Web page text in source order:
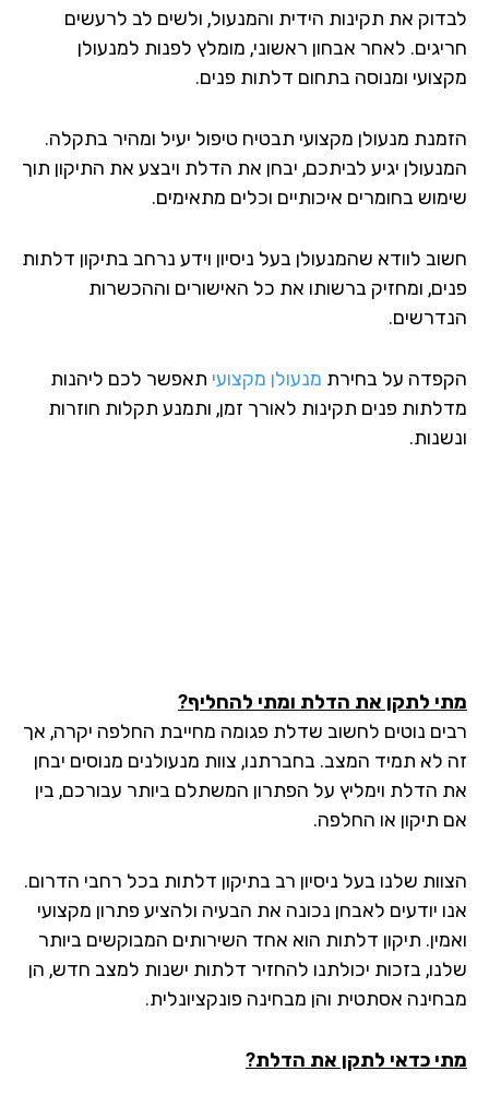
את תקינות הידית והמנעול, ולשים לב לרעשים
לאחר אבחון ראשוני, מומלץ לפנות למנעולן
ומנוסה בתחום דלתות פנים.
מנעולן מקצועי תבטיח טיפול יעיל ומהיר בתקלה.
יגיע לביתכם, יבחן את הדלת ויבצע את התיקון תוך
בחומרים איכותיים וכלים מתאימים.
לוודא שהמנעולן בעל ניסיון וידע נרחב בתיקון דלתות
ומחזיק ברשותו את כל האישורים וההכשרות
על בחירתמנעולן מקצועיתאפשר לכם ליהנות
פנים תקינות לאורך זמן, ותמנע תקלות חוזרות
לתקן את הדלת ומתי להחליף?
נוטים לחשוב שדלת פגומה מחייבת החלפה יקרה, אך
לא תמיד המצב. בחברתנו, צוות מנעולנים מנוסים יבחן
הדלת וימליץ על הפתרון המשתלם ביותר עבורכם, בין
תיקון או החלפה.
שלנו בעל ניסיון רב בתיקון דלתות בכל רחבי הדרום.
יודעים לאבחן נכונה את הבעיה ולהציע פתרון מקצועי
תיקון דלתות הוא אחד השירותים המבוקשים ביותר
בזכות יכולתנו להחזיר דלתות ישנות למצב חדש, הן
אסתטית והן מבחינה פונקציונלית.
כדאי לתקן את הדלת?